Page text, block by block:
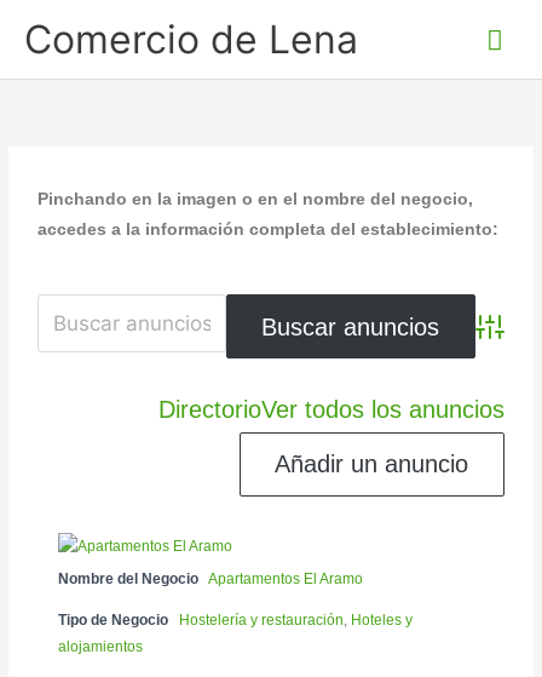
Comercio de Lena
Pinchando en la imagen o en el nombre del negocio,
accedes a la información completa del establecimiento:
DirectorioVer todos los anuncios
Añadir un anuncio
Nombre del Negocio Apartamentos El Aramo
Tipo de Negocio Hostelería y restauración Hoteles y
alojamientos